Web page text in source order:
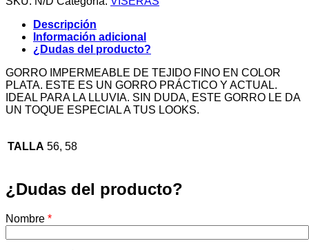
Descripción
Información adicional
¿Dudas del producto?
GORRO IMPERMEABLE DE TEJIDO FINO EN COLOR
PLATA. ESTE ES UN GORRO PRÁCTICO Y ACTUAL.
IDEAL PARA LA LLUVIA. SIN DUDA, ESTE GORRO LE DA
UN TOQUE ESPECIAL A TUS LOOKS.
TALLA 56, 58
¿Dudas del producto?
Nombre *